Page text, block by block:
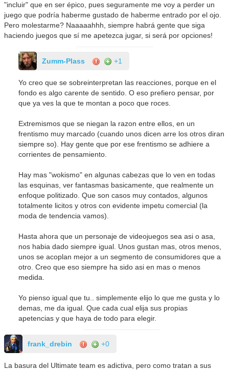
"incluir" que en ser épico, pues seguramente me voy a perder un
juego que podría haberme gustado de haberme entrado por el ojo.
Pero molestarme? Naaaaahhh, siempre habrá gente que siga
haciendo juegos que sí me apetezca jugar, si será por opciones!
Zumm-Plass +1
Yo creo que se sobreinterpretan las reacciones, porque en el
fondo es algo carente de sentido. O eso prefiero pensar, por
que ya ves la que te montan a poco que roces.
Extremismos que se niegan la razon entre ellos, en un
frentismo muy marcado (cuando unos dicen arre los otros diran
siempre so). Hay gente que por ese frentismo se adhiere a
corrientes de pensamiento.
Hay mas "wokismo" en algunas cabezas que lo ven en todas
las esquinas, ver fantasmas basicamente, que realmente un
enfoque politizado. Que son casos muy contados, algunos
totalmente licitos y otros con evidente impetu comercial (la
moda de tendencia vamos).
Hasta ahora que un personaje de videojuegos sea asi o asa,
nos habia dado siempre igual. Unos gustan mas, otros menos,
unos se acoplan mejor a un segmento de consumidores que a
otro. Creo que eso siempre ha sido asi en mas o menos
medida.
Yo pienso igual que tu.. simplemente elijo lo que me gusta y lo
demas, me da igual. Que cada cual elija sus propias
apetencias y que haya de todo para elegir.
frank_drebin +0
La basura del Ultimate team es adictiva, pero como tratan a sus